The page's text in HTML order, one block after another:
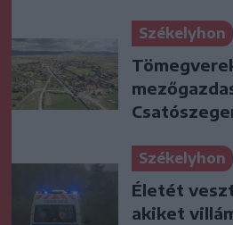
Székelyhon
Székelyhon
Életét
akiket